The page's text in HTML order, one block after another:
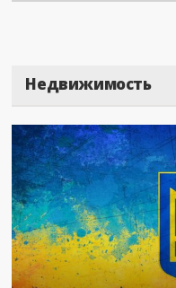
Недвижимость